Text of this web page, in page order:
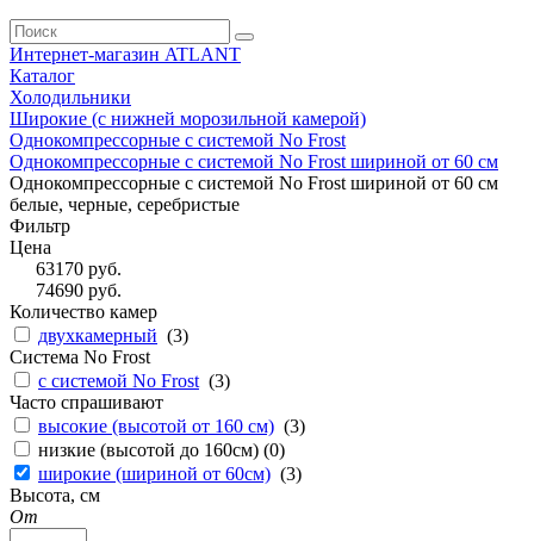
Интернет-магазин ATLANT
Каталог
Холодильники
Широкие (с нижней морозильной камерой)
Однокомпрессорные с системой No Frost
Однокомпрессорные с системой No Frost шириной от 60 см
Однокомпрессорные с системой No Frost шириной от 60 см
белые, черные, серебристые
Фильтр
Цена
63170руб.
74690руб.
Количество камер
двухкамерный (3)
Система No Frost
с системой No Frost (3)
Часто спрашивают
высокие (высотой от 160 см) (3)
низкие (высотой до 160см) (0)
широкие (шириной от 60см) (3)
Высота, см
От